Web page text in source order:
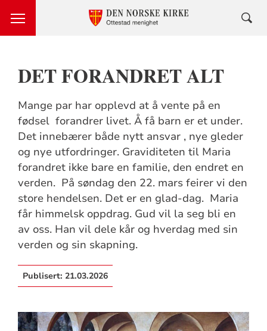
DET FORANDRET ALT
Mange par har opplevd at å vente på en
fødsel forandrer livet. Å få barn er et under.
Det innebærer både nytt ansvar , nye gleder
og nye utfordringer. Graviditeten til Maria
forandret ikke bare en familie, den endret en
verden. På søndag den 22. mars feirer vi den
store hendelsen. Det er en glad-dag. Maria
får himmelsk oppdrag. Gud vil la seg bli en
av oss. Han vil dele kår og hverdag med sin
verden og sin skapning.
Publisert: 21.03.2026